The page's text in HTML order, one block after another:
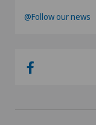
@Follow our news